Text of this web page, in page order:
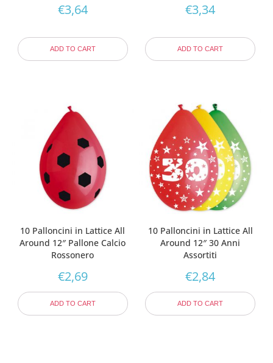
€3,64
ADD TO CART
€3,34
ADD TO CART
10 Palloncini in Lattice All
Around 12″ Pallone Calcio
Rossonero
€2,69
ADD TO CART
10 Palloncini in Lattice All
Around 12″ 30 Anni
Assortiti
€2,84
ADD TO CART